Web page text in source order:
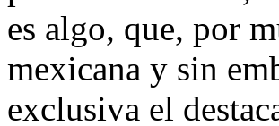
es algo, que, por
mexicana y sin
exclusiva el